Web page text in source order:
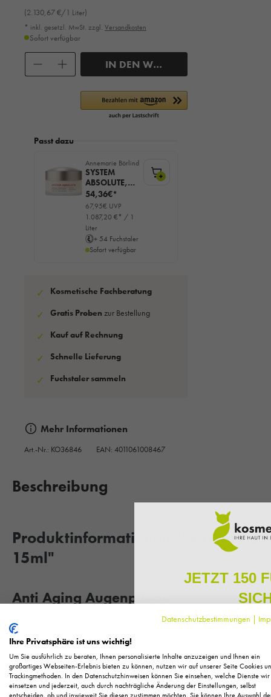
(2.130,67 €/1 Liter)
* inkl. gesetzl. MwSt. zzgl. Versandkosten
Sofort verfügbar
IN DEN WARENKORB
Passt dazu
Annemarie Börlind
SYSTEM
ABSOLUTE,
Glättende
Tagescreme,
50ml
54,36€*
67,95€ UVP
1.087,20 €* / 1
Liter
+ 54 Fuchstaler
Sofort verfügbar
+
✓ Kosmetische Fachberatung
✓ Gratis Proben zur Bestellung
✓ Kauf auf Rechnung
✓ Schnelle Lieferung
✓ Fuchstaler sammeln
Mehr Informationen
Art.-Nr.: KO36846 EAN: 4011061008467
Beschreibung
Produktinformationen "SYSTEM
15ml"
Anti Aging Augenpflege
System Absolute System Anti-Aging Glättende Augencreme
Vitalisierend. Straffend. Glättend.
Grünalgenextrakt, eingebettet in eine 3D-Wirkstoffmatrix aus
JETZT 150
Melden Sie sich zu
regelmäßig exklusive
Pflege, neue Produkte
Als kleines Dankeschön für
Ihnen150 Fuchstaler*, die
Einkauf
Datenschutzbestimmungen |
Ihre Privatsphäre ist uns wichtig!
Um Sie ausführlich zu beraten, Ihnen personalisierte Inhalte anzuzeigen und Ihnen ein
großartiges Webseiten-Erlebnis bieten zu können, nutzen wir auf unserer Seite Cookies
Trackingmethoden. In den Datenschutzhinweisen können Sie einsehen, welche Dienste wir
einsetzen und jederzeit, auch durch nachträgliche Änderung der Einstellungen, selbst